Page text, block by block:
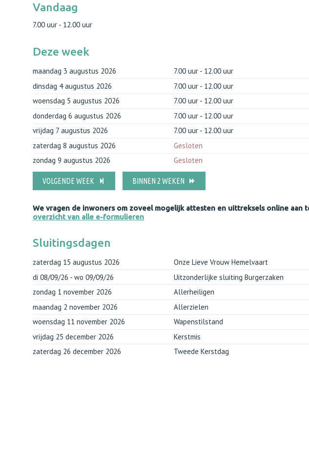
Vandaag
7.00 uur - 12.00 uur
Deze week
maandag 3 augustus 2026 7.00 uur - 12.00 uur
dinsdag 4 augustus 2026
7.00 uur - 12.00 uur
woensdag 5 augustus 2026
7.00 uur - 12.00 uur
donderdag 6 augustus 2026
7.00 uur - 12.00 uur
vrijdag 7 augustus 2026
7.00 uur - 12.00 uur
zaterdag 8 augustus 2026
Gesloten
zondag 9 augustus 2026
Gesloten
VOLGENDE WEEK BINNEN 2 WEKEN
We vragen de inwoners om zoveel mogelijk attesten en uittreksels online aan
overzicht van alle e-formulieren
Sluitingsdagen
zaterdag 15 augustus 2026
Onze Lieve Vrouw Hemelvaart
di 08/09/26 - wo 09/09/26
Uitzonderlijke sluiting Burgerzaken
zondag 1 november 2026
Allerheiligen
maandag 2 november 2026
Allerzielen
woensdag 11 november 2026
Wapenstilstand
vrijdag 25 december 2026
Kerstmis
zaterdag 26 december 2026
Tweede Kerstdag